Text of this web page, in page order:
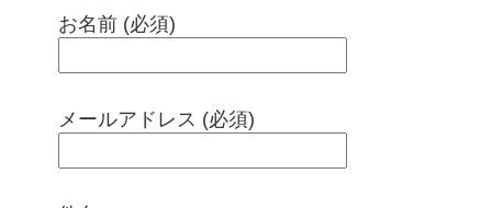
お名前 (必須)
メールアドレス (必須)